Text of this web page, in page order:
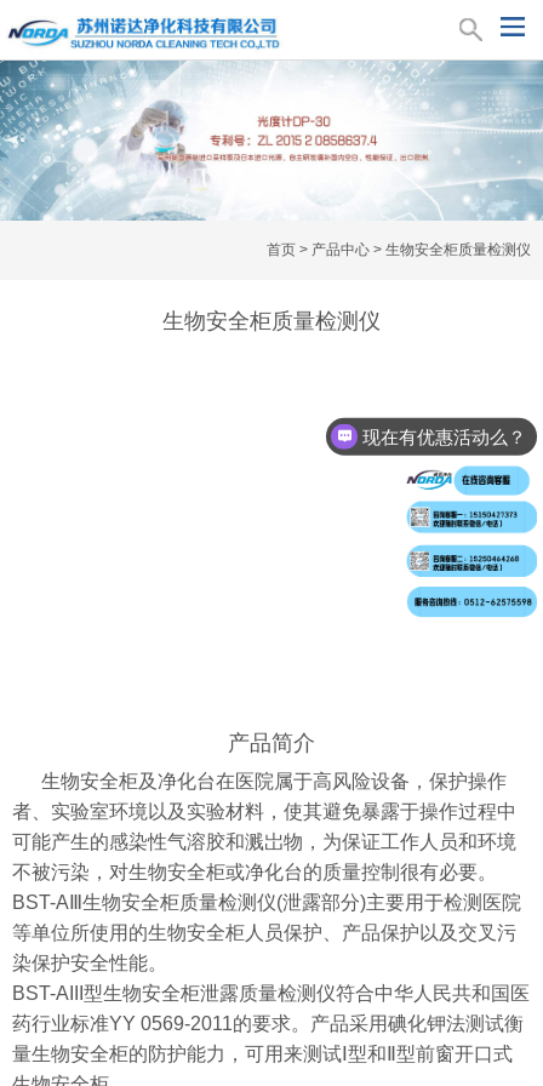
首页 > 产品中心 > 生物安全柜质量检测仪
生物安全柜质量检测仪
产品简介
生物安全柜及净化台在医院属于高风险设备，保护操作
者、实验室环境以及实验材料，使其避免暴露于操作过程中
可能产生的感染性气溶胶和溅岀物，为保证工作人员和环境
不被污染，对生物安全柜或净化台的质量控制很有必要。
BST-AⅢ生物安全柜质量检测仪(泄露部分)主要用于检测医院
等单位所使用的生物安全柜人员保护、产品保护以及交叉污
染保护安全性能。
BST-AIII型生物安全柜泄露质量检测仪符合中华人民共和国医
药行业标准YY 0569-2011的要求。产品采用碘化钾法测试衡
量生物安全柜的防护能力，可用来测试Ⅰ型和Ⅱ型前窗开口式
现在有优惠活动么？